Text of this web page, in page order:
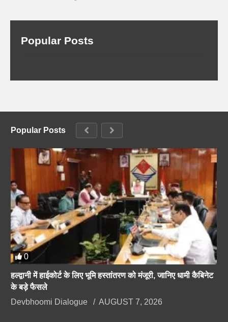
Popular Posts
Popular Posts
0
हल्द्वानी में हाईकोर्ट के लिए भूमि हस्तांतरण को मंजूरी, जानिए धामी कैबिनेट
के बड़े फैसले
Devbhoomi Dialogue
AUGUST 7, 2026